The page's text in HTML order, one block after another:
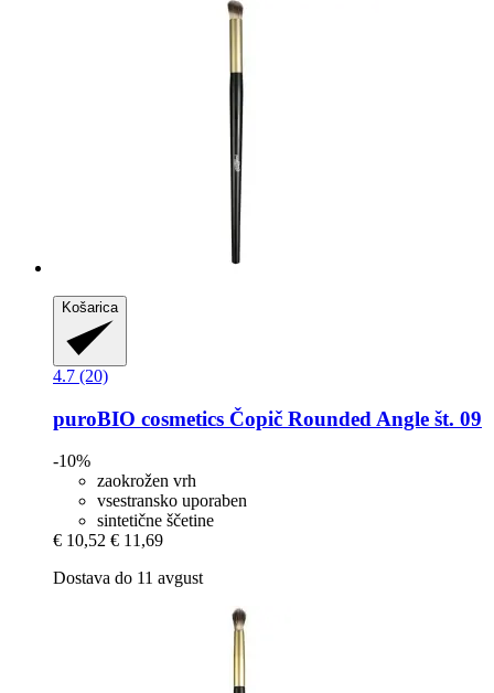
Košarica
4.7 (20)
puroBIO cosmetics Čopič Rounded Angle št. 09
-10%
zaokrožen vrh
vsestransko uporaben
sintetične ščetine
€ 10,52 € 11,69
Dostava do 11 avgust